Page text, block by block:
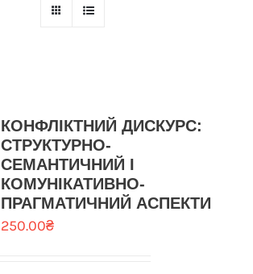
КОНФЛІКТНИЙ ДИСКУРС:
СТРУКТУРНО-
СЕМАНТИЧНИЙ І
КОМУНІКАТИВНО-
ПРАГМАТИЧНИЙ АСПЕКТИ
250.00₴